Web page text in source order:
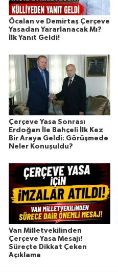
Öcalan ve Demirtaş Çerçeve
Yasadan Yararlanacak Mı?
İlk Yanıt Geldi!
Çerçeve Yasa Sonrası
Erdoğan İle Bahçeli İlk Kez
Bir Araya Geldi: Görüşmede
Neler Konuşuldu?
Van Milletvekilinden
Çerçeve Yasa Mesajı!
Süreçte Dikkat Çeken
Açıklama